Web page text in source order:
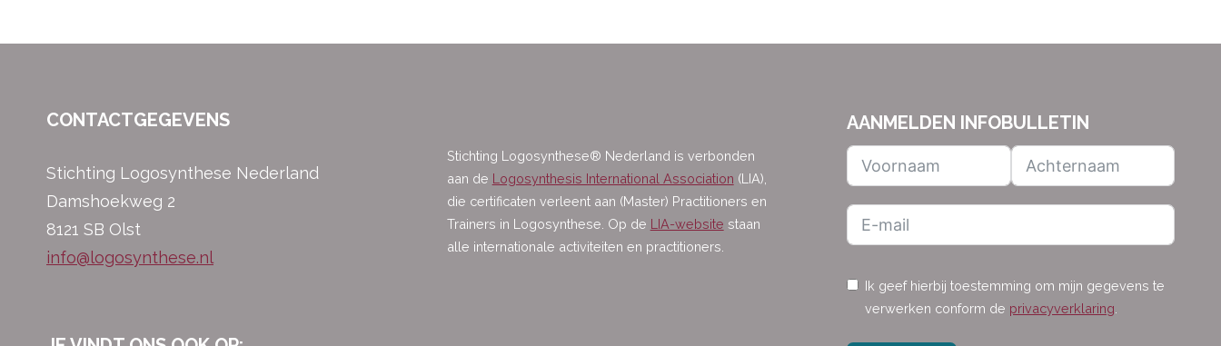
CONTACTGEGEVENS
Stichting Logosynthese Nederland
Damshoekweg 2
8121 SB Olst
info@logosynthese.nl
Stichting Logosynthese® Nederland is verbonden
aan de Logosynthesis International Association (LIA),
die certificaten verleent aan (Master) Practitioners en
Trainers in Logosynthese. Op de LIA-website staan
alle internationale activiteiten en practitioners.
AANMELDEN INFOBULLETIN
Ik geef hierbij toestemming om mijn gegevens te
verwerken conform de privacyverklaring